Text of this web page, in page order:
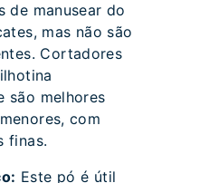
de manusear do
mas não são
Cortadores
são melhores
com
finas.
Este pó é útil